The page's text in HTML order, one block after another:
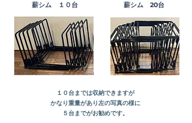
​薪シム １０台 ​薪シム 20台
１０台までは収納できますが
かなり重量があり左の写真の様に
５台までがお勧めです。